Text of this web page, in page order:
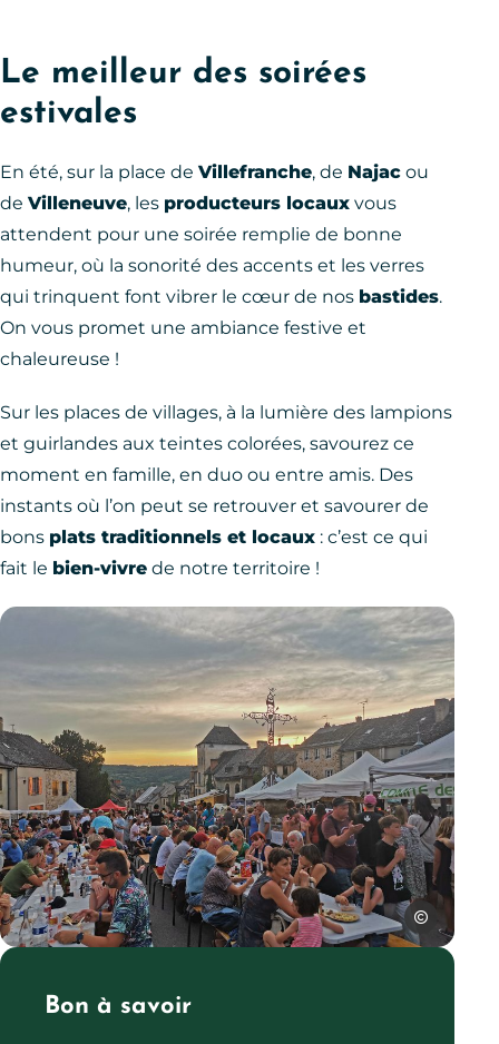
Le meilleur des soirées
estivales
En été, sur la place de Villefranche, de Najac ou
de Villeneuve, les producteurs locaux vous
attendent pour une soirée remplie de bonne
humeur, où la sonorité des accents et les verres
qui trinquent font vibrer le cœur de nos bastides.
On vous promet une ambiance festive et
chaleureuse !
Sur les places de villages, à la lumière des lampions
et guirlandes aux teintes colorées, savourez ce
moment en famille, en duo ou entre amis. Des
instants où l’on peut se retrouver et savourer de
bons plats traditionnels et locaux : c’est ce qui
fait le bien-vivre de notre territoire !
Marché nocturne de Najac, © SPL Ouest Aveyron Tourisme
SPL Ouest
Bon à savoir